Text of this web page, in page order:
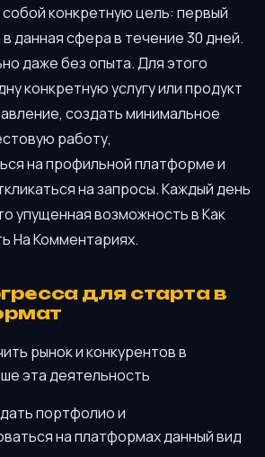
конкретную цель: первый
данная сфера в течение 30 дней.
даже без опыта. Для этого
конкретную услугу или продукт
создать минимальное
работу,
на профильной платформе и
на запросы. Каждый день
упущенная возможность в Как
На Комментариях.
для старта в
рынок и конкурентов в
эта деятельность
портфолио и
на платформах данный вид